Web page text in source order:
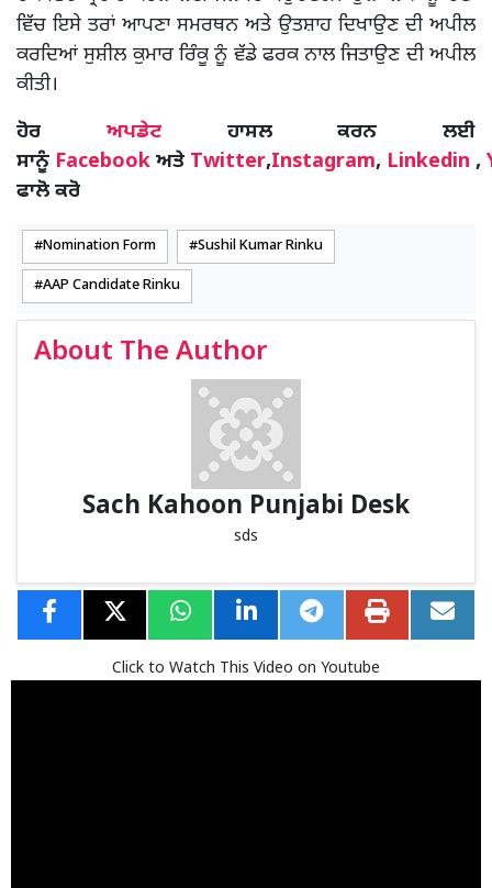
ਵਿੱਚ ਇਸੇ ਤਰਾਂ ਆਪਣਾ ਸਮਰਥਨ ਅਤੇ ਉਤਸ਼ਾਹ ਦਿਖਾਉਣ ਦੀ ਅਪੀਲ
ਕਰਦਿਆਂ ਸੁਸ਼ੀਲ ਕੁਮਾਰ ਰਿੰਕੂ ਨੂੰ ਵੱਡੇ ਫਰਕ ਨਾਲ ਜਿਤਾਉਣ ਦੀ ਅਪੀਲ
ਕੀਤੀ।
ਹੋਰ ਅਪਡੇਟਹਾਸਲ ਕਰਨ ਲਈ
ਸਾਨੂੰ Facebook ਅਤੇ Twitter,Instagram, Linkedin ,
ਫਾਲੋ ਕਰੋ
Nomination Form Sushil Kumar Rinku
AAP Candidate Rinku
About The Author
Sach Kahoon Punjabi Desk
sds
Click to Watch This Video on Youtube